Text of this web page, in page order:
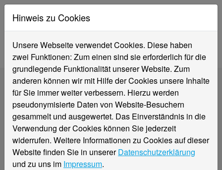
Prof. Dr. Kristina Rosenthal
Wirtschaftsinformatik, insb. Data Engineering
Akademische Leitung DigiLab
Hinweis zu Cookies
Unsere Webseite verwendet Cookies. Diese haben
zwei Funktionen: Zum einen sind sie erforderlich für die
grundlegende Funktionalität unserer Website. Zum
anderen können wir mit Hilfe der Cookies unsere Inhalte
für Sie immer weiter verbessern. Hierzu werden
pseudonymisierte Daten von Website-Besuchern
gesammelt und ausgewertet. Das Einverständnis in die
Verwendung der Cookies können Sie jederzeit
widerrufen. Weitere Informationen zu Cookies auf dieser
Website finden Sie in unsererDatenschutzerklärung
und zu uns im Impressum.